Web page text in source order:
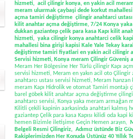
hizmeti, acil çilingir konya, en yakin acil
meram uluırmak çaybaşi dede korkut
açma tamiri değiştirme çilingir anahtarci
kilit anahtar açma değiştirme, 7/24 Konya
dukkan gaziantep çelik para kasa Kapı kilit
hizmeti, yaka cilingir konya anahtarci celik
mahallesi bina girişi kapisi Kale Yale Tekay
değiştirme tamiri fiyatlari en yakin acil cilingir
Servisi hizmeti, Konya meram Çilingir Güveniş
Meram Her Bölgesine Her Türlü çilingir Kapı
servisi hizmeti, Meram en yakın acil oto Çilingir
anahtarcı ustası servisi hizmeti, Meram hanzan
meram Kapı Hidrolik ve otomat Tamiri montajı
barel göbek kilit anahtar açma değiştirme
anahtarcı servisi, Konya yaka meram armağan
Kilitli çekili kapinin aarkasinda anahtari kalmış
gaziantep Çelik para kasa Kapısı kilidi oda
hemen Bizimle iletişime Geçin Hemen arayın,
Belgeli Resmi Çilingiriz, Adımız üstünde Biz
Rakiplerimizden Her Konuda Üstünüz 40 Yıllık